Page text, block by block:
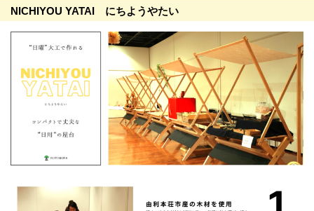
NICHIYOU YATAI にちようやたい